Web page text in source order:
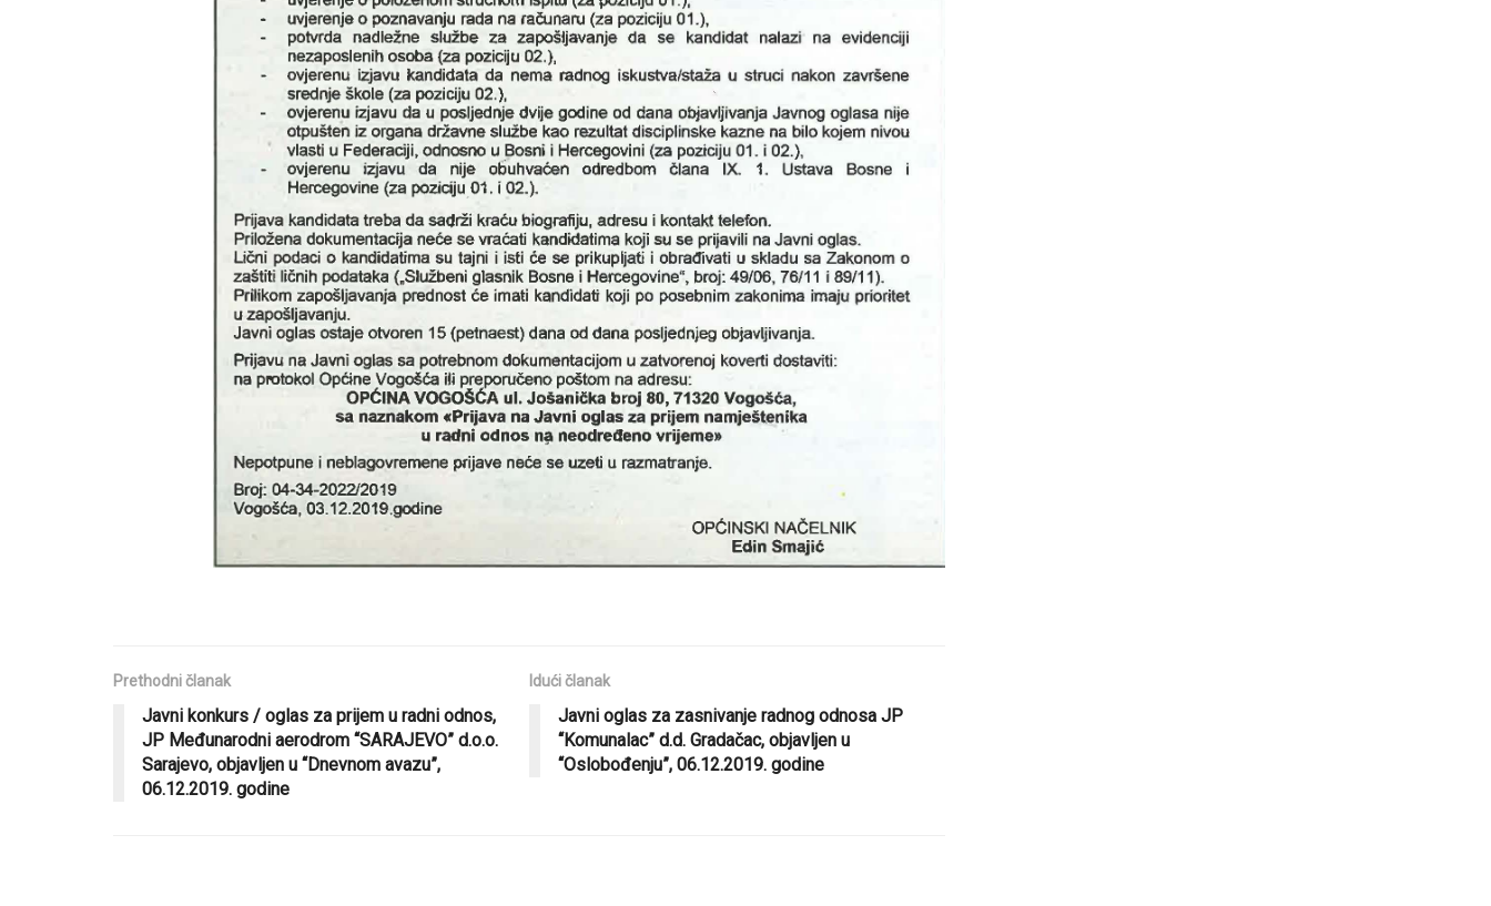
Prethodni članak
Javni konkurs / oglas za prijem u radni odnos,
JP Međunarodni aerodrom “SARAJEVO” d.o.o.
Sarajevo, objavljen u “Dnevnom avazu”,
06.12.2019. godine
Idući članak
Javni oglas za zasnivanje radnog odnosa JP
“Komunalac” d.d. Gradačac, objavljen u
“Oslobođenju”, 06.12.2019. godine